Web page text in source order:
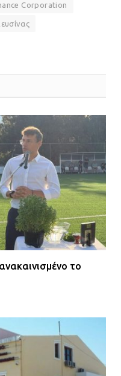
Corporation
το